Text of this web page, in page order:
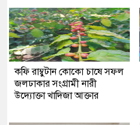
কফি রাম্বুটান কোকো চাষে সফল
জলঢাকার সংগ্রামী নারী
উদ্যোক্তা খাদিজা আক্তার